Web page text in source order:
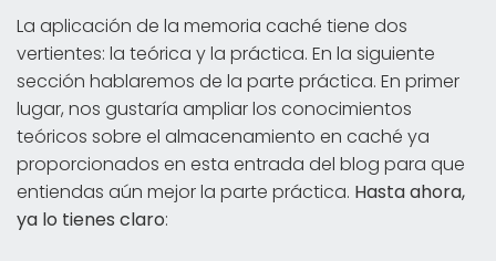
La aplicación de la memoria caché tiene dos
vertientes: la teórica y la práctica. En la siguiente
sección hablaremos de la parte práctica. En primer
lugar, nos gustaría ampliar los conocimientos
teóricos sobre el almacenamiento en caché ya
proporcionados en esta entrada del blog para que
entiendas aún mejor la parte práctica. Hasta ahora,
ya lo tienes claro: